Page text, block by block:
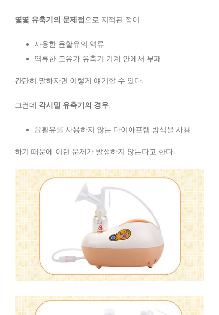
몇몇 유축기의 문제점 으로 지적된 점이
사용한 윤활유의 역류
역류한 모유가 유축기 기계 안에서 부패
간단히 말하자면 이렇게 얘기할 수 있다.
그런데 각시밀 유축기의 경우,
윤활유를 사용하지 않는 다이아프램 방식을 사용
하기 때문에 이런 문제가 발생하지 않는다고 한다.